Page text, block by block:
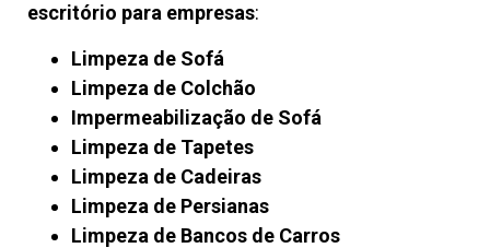
escritório para empresas:
Limpeza de Sofá
Limpeza de Colchão
Impermeabilização de Sofá
Limpeza de Tapetes
Limpeza de Cadeiras
Limpeza de Persianas
Limpeza de Bancos de Carros